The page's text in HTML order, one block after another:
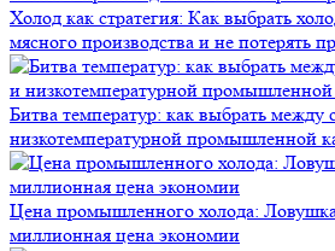
Холод как стратегия: Как выбрать
мясного производства и не потерять
Битва температур: как выбрать между
низкотемпературной промышленной
Цена промышленного холода:
миллионная цена экономии